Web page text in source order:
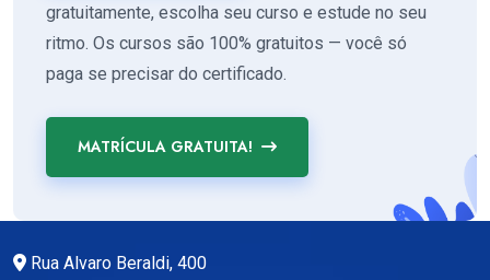
gratuitamente, escolha seu curso e estude no seu
ritmo. Os cursos são 100% gratuitos — você só
paga se precisar do certificado.
MATRÍCULA GRATUITA!
Rua Alvaro Beraldi, 400